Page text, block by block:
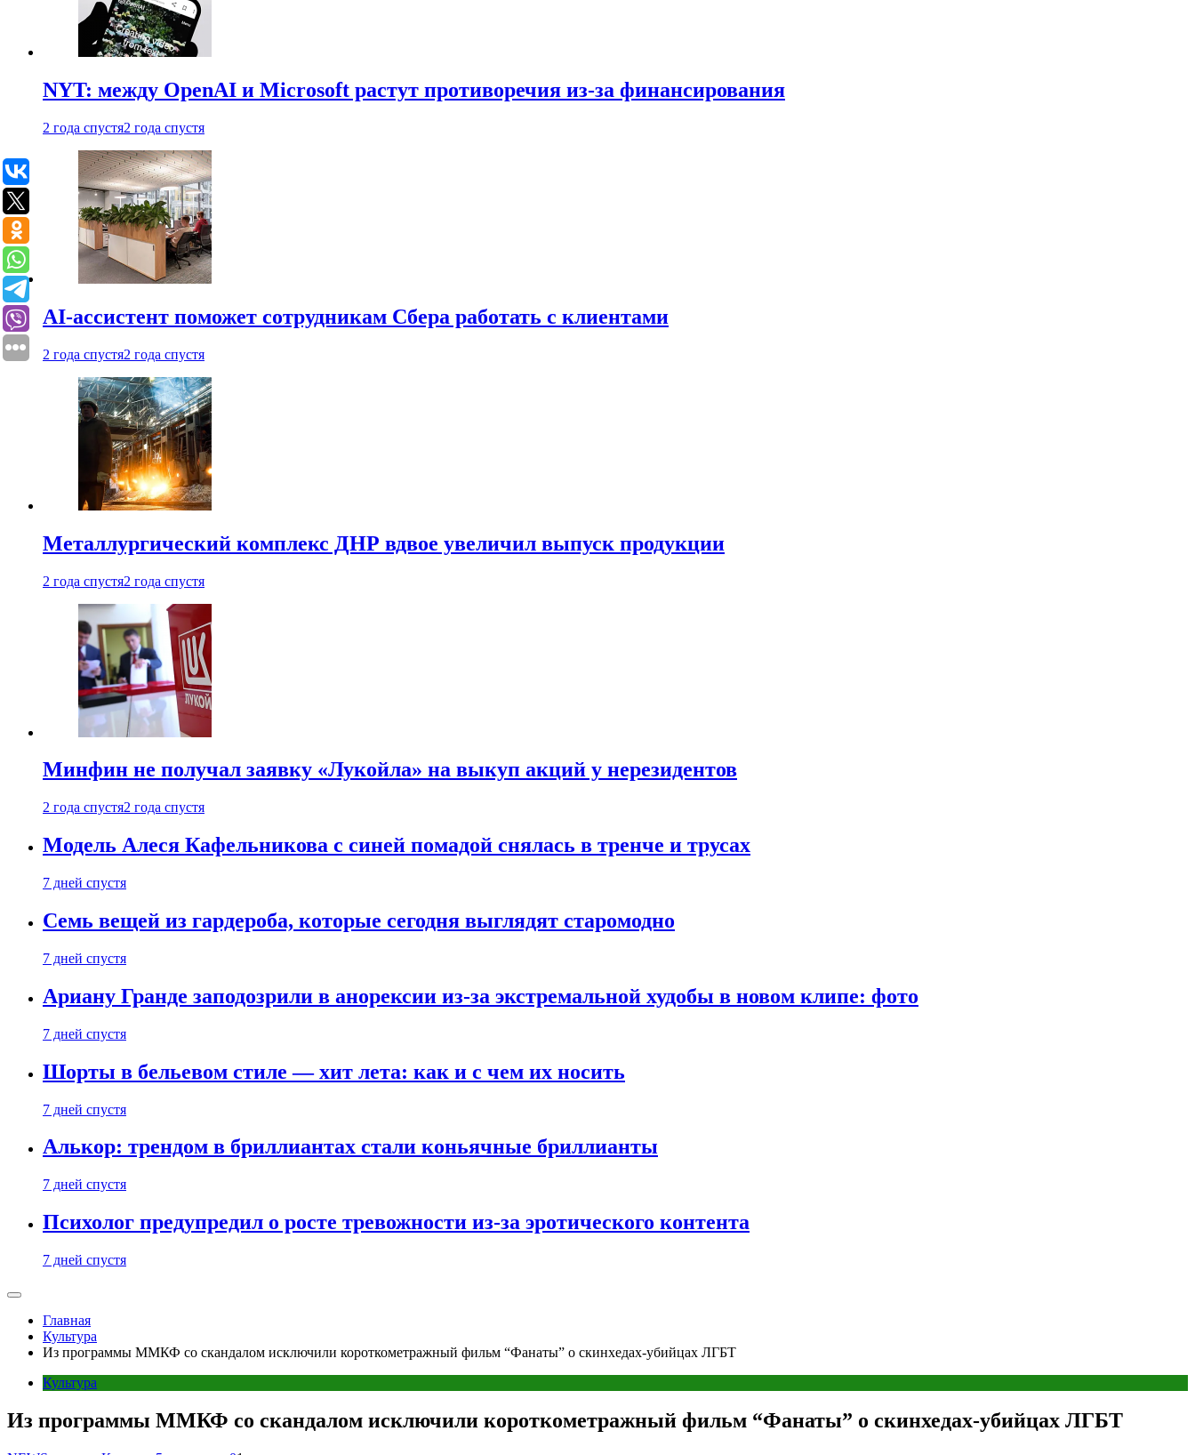
NYT: между OpenAI и Microsoft растут противоречия из-за финансирования
2 года спустя2 года спустя
AI-ассистент поможет сотрудникам Сбера работать с клиентами
2 года спустя2 года спустя
Металлургический комплекс ДНР вдвое увеличил выпуск продукции
2 года спустя2 года спустя
Минфин не получал заявку «Лукойла» на выкуп акций у нерезидентов
2 года спустя2 года спустя
Модель Алеся Кафельникова с синей помадой снялась в тренче и трусах
7 дней спустя
Семь вещей из гардероба, которые сегодня выглядят старомодно
7 дней спустя
Ариану Гранде заподозрили в анорексии из-за экстремальной худобы в новом клипе: фото
7 дней спустя
Шорты в бельевом стиле — хит лета: как и с чем их носить
7 дней спустя
Алькор: трендом в бриллиантах стали коньячные бриллианты
7 дней спустя
Психолог предупредил о росте тревожности из-за эротического контента
7 дней спустя
Главная
Культура
Из программы ММКФ со скандалом исключили короткометражный фильм “Фанаты” о скинхедах-убийцах ЛГБТ
Культура
Из программы ММКФ со скандалом исключили короткометражный фильм “Фанаты” о скинхедах-убийцах ЛГБТ